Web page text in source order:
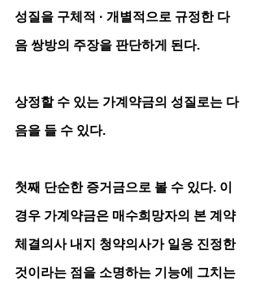
성질을 구체적 · 개별적으로 규정한 다
음 쌍방의 주장을 판단하게 된다.
상정할 수 있는 가계약금의 성질로는 다
음을 들 수 있다.
첫째 단순한 증거금으로 볼 수 있다. 이
경우 가계약금은 매수희망자의 본 계약
체결의사 내지 청약의사가 일응 진정한
것이라는 점을 소명하는 기능에 그치는